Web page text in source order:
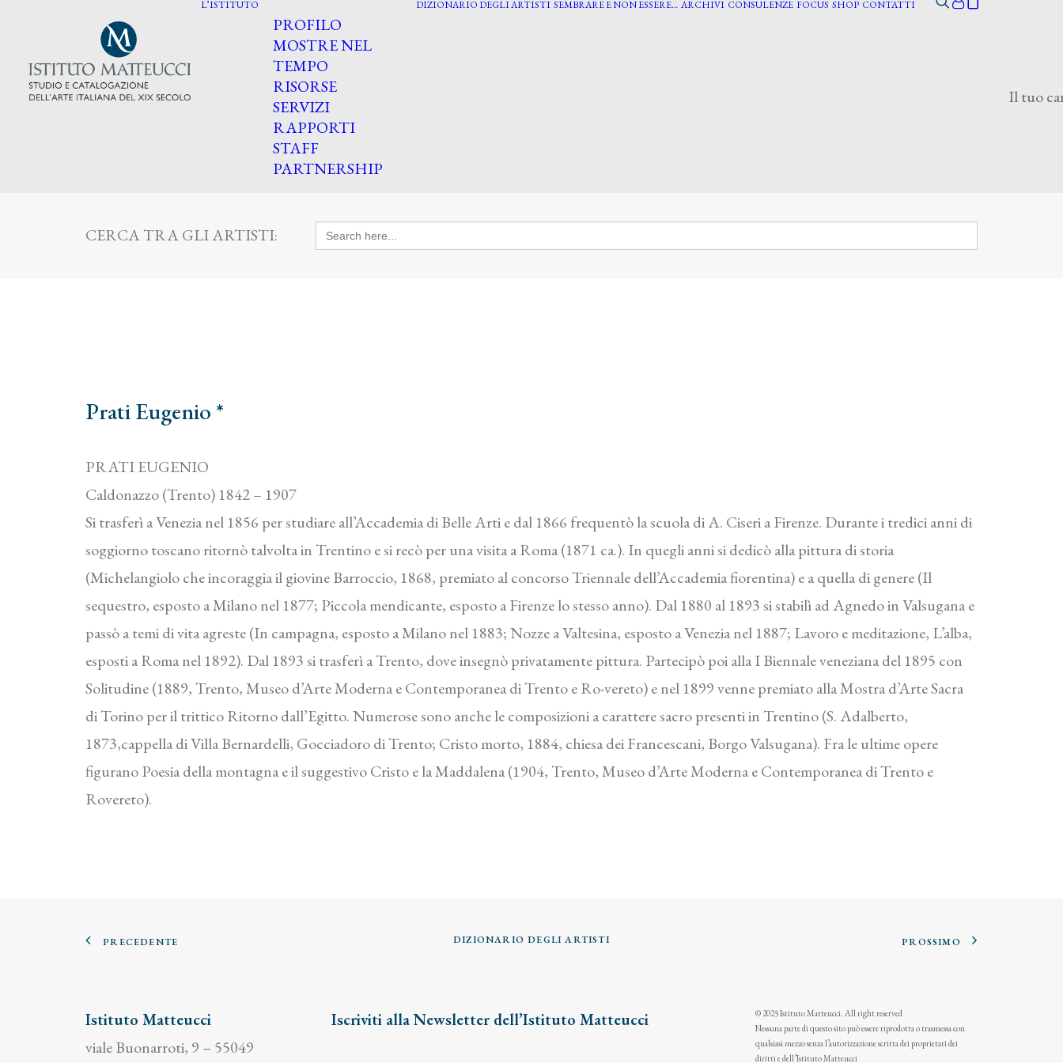
L’ISTITUTO
PROFILO
MOSTRE NEL
TEMPO
RISORSE
SERVIZI
RAPPORTI
STAFF
PARTNERSHIP
DIZIONARIO DEGLI ARTISTI SEMBRARE E NON ESSERE… ARCHIVI CONSULENZE FOCUS SHOP CONTATTI
Il tuo
CERCA TRA GLI ARTISTI: Search
for:
Prati Eugenio *
PRATI EUGENIO
Caldonazzo (Trento) 1842 – 1907
Si trasferì a Venezia nel 1856 per studiare all’Accademia di Belle Arti e dal 1866 frequentò la scuola di A. Ciseri a Firenze. Durante i tredici anni di
soggiorno toscano ritornò talvolta in Trentino e si recò per una visita a Roma (1871 ca.). In quegli anni si dedicò alla pittura di storia
(Michelangiolo che incoraggia il giovine Barroccio, 1868, premiato al concorso Triennale dell’Accademia fiorentina) e a quella di genere (Il
sequestro, esposto a Milano nel 1877; Piccola mendicante, esposto a Firenze lo stesso anno). Dal 1880 al 1893 si stabilì ad Agnedo in Valsugana e
passò a temi di vita agreste (In campagna, esposto a Milano nel 1883; Nozze a Valtesina, esposto a Venezia nel 1887; Lavoro e meditazione, L’alba,
esposti a Roma nel 1892). Dal 1893 si trasferì a Trento, dove insegnò privatamente pittura. Partecipò poi alla I Biennale veneziana del 1895 con
Solitudine (1889, Trento, Museo d’Arte Moderna e Contemporanea di Trento e Ro-vereto) e nel 1899 venne premiato alla Mostra d’Arte Sacra
di Torino per il trittico Ritorno dall’Egitto. Numerose sono anche le composizioni a carattere sacro presenti in Trentino (S. Adalberto,
1873,cappella di Villa Bernardelli, Gocciadoro di Trento; Cristo morto, 1884, chiesa dei Francescani, Borgo Valsugana). Fra le ultime opere
figurano Poesia della montagna e il suggestivo Cristo e la Maddalena (1904, Trento, Museo d’Arte Moderna e Contemporanea di Trento e
Rovereto).
PRECEDENTE DIZIONARIO DEGLI ARTISTI PROSSIMO
Istituto Matteucci
viale Buonarroti, 9 – 55049
Iscriviti alla Newsletter dell’Istituto Matteucci
© 2025 Istituto Matteucci. All right reserved
Nessuna parte di questo sito può essere riprodotta o trasmessa con
qualsiasi mezzo senza l’autorizzazione scritta dei proprietari dei
diritti e dell’Istituto Matteucci